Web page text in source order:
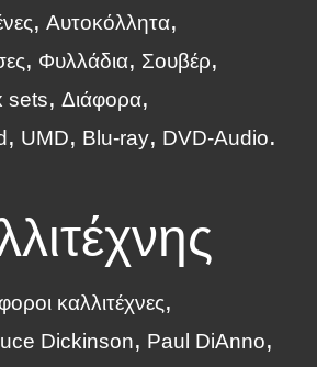
Αυτοκόλλητα
Φυλλάδια
Σουβέρ
sets
Διάφορα
UMD Blu-ray DVD-Audio
καλλιτέχνες
Dickinson
Paul DiAnno